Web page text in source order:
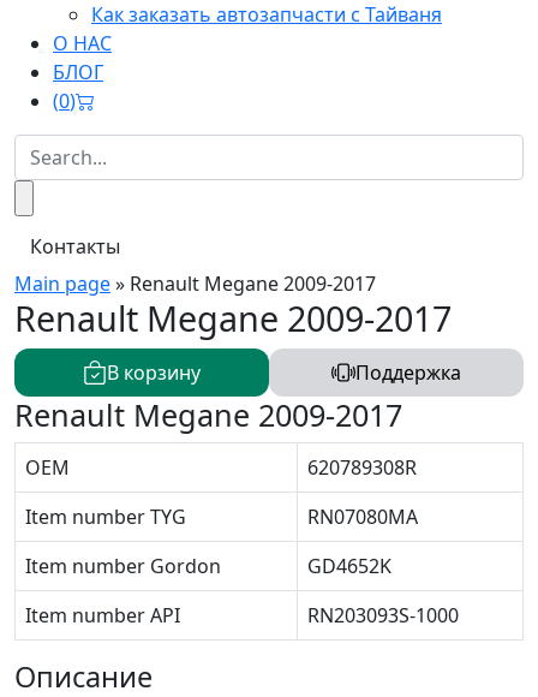
Как заказать автозапчасти с Тайваня
О НАС
БЛОГ
(0)
Контакты
Main page» Renault Megane 2009-2017
Renault Megane 2009-2017
В корзину Поддержка
Renault Megane 2009-2017
OEM
620789308R
Item number TYG
RN07080MA
Item number Gordon
GD4652K
Item number API
RN203093S-1000
Описание